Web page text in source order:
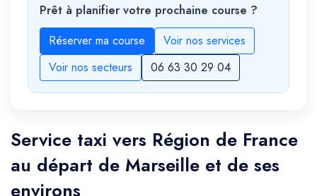
Prêt à planifier votre prochaine course ?
Réserver ma course
Voir nos services
Voir nos secteurs
06 63 30 29 04
Service taxi vers Région de France
au départ de Marseille et de ses
environs